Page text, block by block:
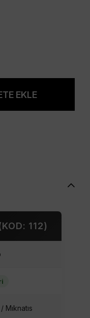
112)
Mıknatıs